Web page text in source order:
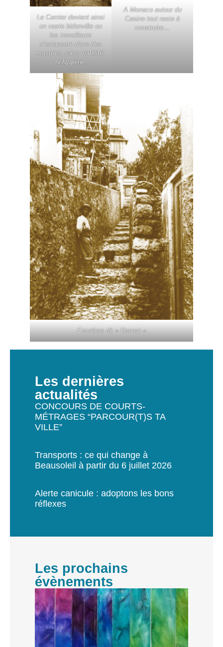
Le Carnier devient ainsi
un vaste bidonville ou
les travailleurs
s’entassent dans des
masures, sans viabilité,
ni hygiène.
A Monaco autour du
Casino tout reste à
construire…
Escaliers dit « Donnat »
Les dernières
actualités
CONCOURS DE COURTS-
MÉTRAGES “PARCOUR(T)S TA
VILLE”
Transports : ce qui change à
Beausoleil à partir du 6 juillet 2026
Alerte canicule : adoptons les bons
réflexes
Les prochains
évènements